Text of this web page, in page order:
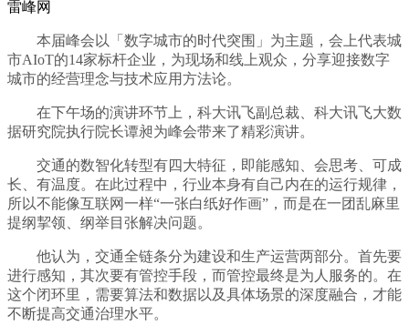
雷峰网
本届峰会以「数字城市的时代突围」为主题，会上代表城
市AIoT的14家标杆企业，为现场和线上观众，分享迎接数字
城市的经营理念与技术应用方法论。
在下午场的演讲环节上，科大讯飞副总裁、科大讯飞大数
据研究院执行院长谭昶为峰会带来了精彩演讲。
交通的数智化转型有四大特征，即能感知、会思考、可成
长、有温度。在此过程中，行业本身有自己内在的运行规律，
所以不能像互联网一样“一张白纸好作画”，而是在一团乱麻里
提纲挈领、纲举目张解决问题。
他认为，交通全链条分为建设和生产运营两部分。首先要
进行感知，其次要有管控手段，而管控最终是为人服务的。在
这个闭环里，需要算法和数据以及具体场景的深度融合，才能
不断提高交通治理水平。